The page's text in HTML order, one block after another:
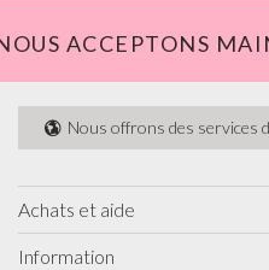
ACCEPTONS
Nous offrons des services
Achats et aide
Information